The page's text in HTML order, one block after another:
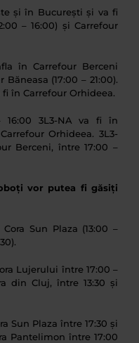
și în București și va fi
– 16:00) și Carrefour
în Carrefour Berceni
(17:00 – 21:00).
în Carrefour Orhideea.
16:00 3L3-NA va fi în
Orhideea. 3L3-
Berceni, între 17:00 –
vor putea fi găsiți
Sun Plaza (13:00 –
Lujerului între 17:00 –
din Cluj, între 13:30 și
Sun Plaza între 17:30 și
Pantelimon între 17:00